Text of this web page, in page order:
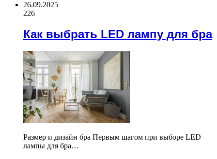
26.09.2025
226
Как выбрать LED лампу для бра
Размер и дизайн бра Первым шагом при выборе LED
лампы для бра…